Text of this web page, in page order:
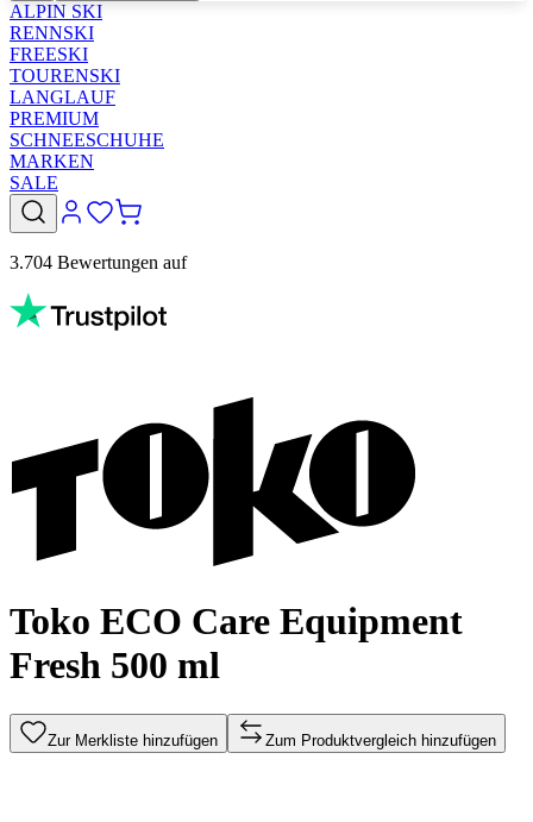
ALPIN SKI
RENNSKI
FREESKI
TOURENSKI
LANGLAUF
PREMIUM
SCHNEESCHUHE
MARKEN
SALE
3.704 Bewertungen auf
Toko ECO Care Equipment
Fresh 500 ml
Zur Merkliste hinzufügen Zum Produktvergleich hinzufügen